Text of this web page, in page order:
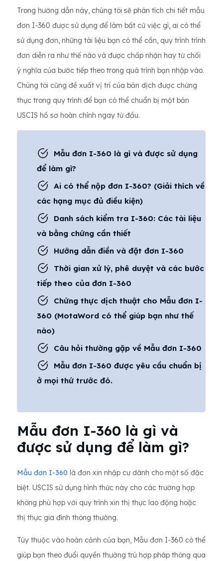
Trong hướng dẫn này, chúng tôi sẽ phân tích chi tiết mẫu
đơn I-360 được sử dụng để làm bất cứ việc gì, ai có thể
sử dụng đơn, những tài liệu bạn có thể cần, quy trình trình
đơn diễn ra như thế nào và được chấp nhận hay từ chối
ý nghĩa của bước tiếp theo trong quá trình bạn nhập vào.
Chúng tôi cũng đề xuất vị trí của bản dịch được chứng
thực trong quy trình để bạn có thể chuẩn bị một bản
USCIS hồ sơ hoàn chỉnh ngay từ đầu.
Mẫu đơn I-360 là gì và được sử dụng
để làm gì?
Ai có thể nộp đơn I-360? (Giải thích về
các hạng mục đủ điều kiện)
Danh sách kiểm tra I-360: Các tài liệu
và bằng chứng cần thiết
Hướng dẫn điền và đặt đơn I-360
Thời gian xử lý, phê duyệt và các bước
tiếp theo của đơn I-360
Chứng thực dịch thuật cho Mẫu đơn I-
360 (MotaWord có thể giúp bạn như thế
nào)
Câu hỏi thường gặp về Mẫu đơn I-360
Mẫu đơn I-360 được yêu cầu chuẩn bị
ở mọi thứ trước đó.
Mẫu đơn I-360 là gì và
được sử dụng để làm gì?
Mẫu đơn I-360 là đơn xin nhập cư dành cho một số đặc
biệt. USCIS sử dụng hình thức này cho các trường hợp
không phù hợp với quy trình xin thị thực lao động hoặc
thị thực gia đình thông thường.
Tùy thuộc vào hoàn cảnh của bạn, Mẫu đơn I-360 có thể
giúp bạn theo đuổi quyền thường trú hợp pháp thông qua